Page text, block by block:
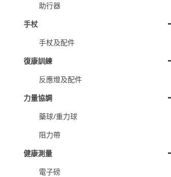
助行器
手杖
手杖及配件
復康訓練
反應燈及配件
力量協調
藥球/重力球
阻力帶
健康測量
電子磅